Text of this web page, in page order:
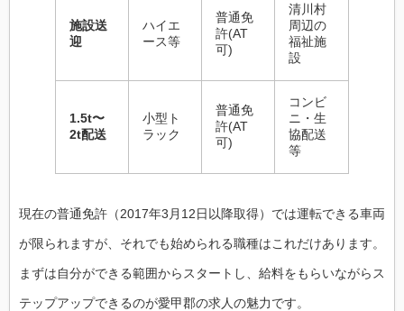
施設送
迎
ハイエ
ース等
普通免
許(AT
可)
清川村
周辺の
福祉施
設
1.5t〜
2t配送
小型ト
ラック
普通免
許(AT
可)
コンビ
ニ・生
協配送
等
現在の普通免許（2017年3月12日以降取得）では運転できる車両
が限られますが、それでも始められる職種はこれだけあります。
まずは自分ができる範囲からスタートし、給料をもらいながらス
テップアップできるのが愛甲郡の求人の魅力です。